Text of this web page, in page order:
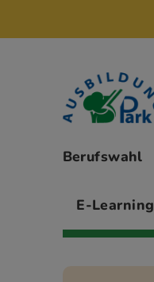
Berufswahl
E-Learning